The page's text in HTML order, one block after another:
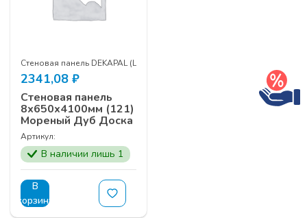
Стеновая панель DEKAPAL (LIGRON) HPL 8*650*4100мм
2341,08 ₽
Стеновая панель
8х650х4100мм (121)
Мореный Дуб Доска
Артикул:
В наличии лишь 1
В
корзину